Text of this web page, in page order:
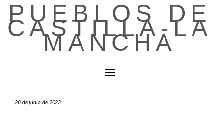
Saltar
contenido
PUEBLOS DE
CASTILLA-LA
MANCHA
Cambiar modo de navegación
28 de junio de 2023